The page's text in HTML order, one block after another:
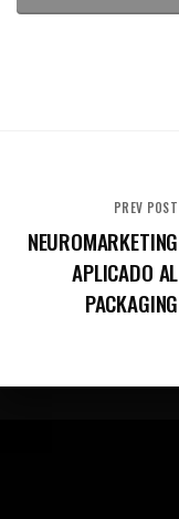
PREV POST
NEUROMARKETING
APLICADO AL
PACKAGING